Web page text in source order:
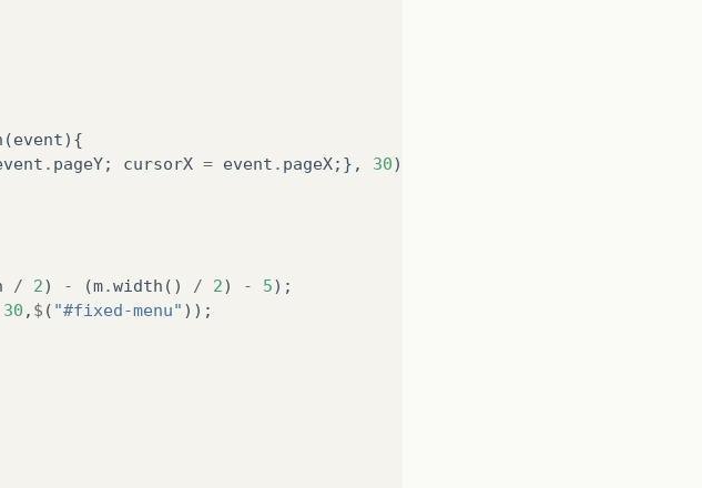
(event){
. pageY; cursorX = event . pageX;}, 30);
/ 2) - (m.width () / 2) - 5);
30 , $ ( "#fixed-menu" ));